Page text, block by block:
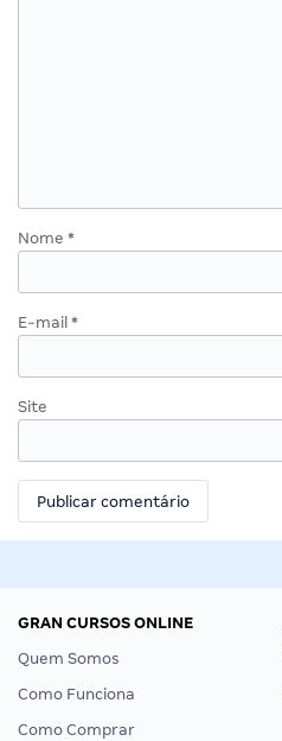
Nome *
E-mail *
Site
GRAN CURSOS ONLINE
Quem Somos
Como Funciona
Como Comprar